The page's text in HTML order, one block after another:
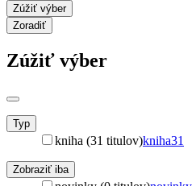
Zúžiť výber
Zoradiť
Zúžiť výber
Typ
kniha (31 titulov)kniha31
Zobraziť iba